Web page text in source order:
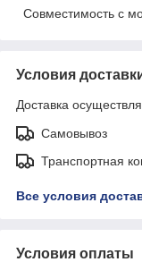
Совместимость с
Условия
Доставка
Самовывоз
Транспортная
Все условия
Условия оплаты